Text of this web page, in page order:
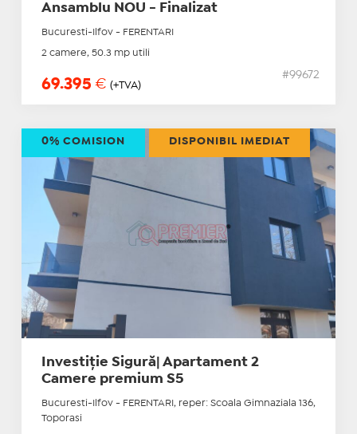
Ansamblu NOU - Finalizat
Bucuresti-Ilfov - FERENTARI
2 camere, 50.3 mp utili
69.395 € (+TVA)
#99672
Investiție Sigură| Apartament 2
Camere premium S5
Bucuresti-Ilfov - FERENTARI, reper: Scoala Gimnaziala 136,
Toporasi
0% COMISION DISPONIBIL IMEDIAT